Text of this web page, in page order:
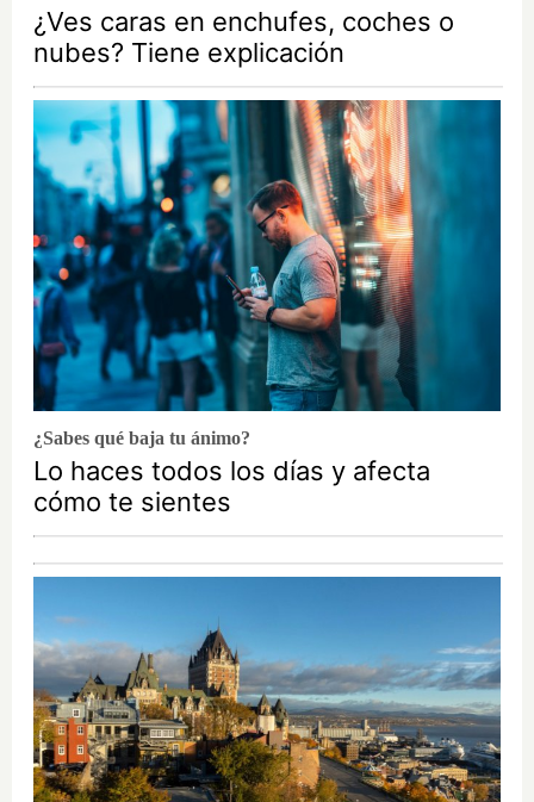
¿Ves caras en enchufes, coches o
nubes? Tiene explicación
¿Sabes qué baja tu ánimo?
Lo haces todos los días y afecta
cómo te sientes